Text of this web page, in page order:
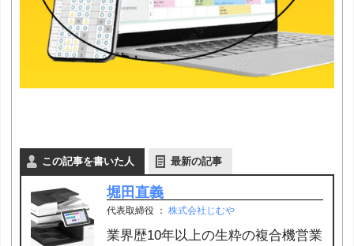
この記事を書いた人 最新の記事
堀田直義
代表取締役 ： 株式会社じむや
業界歴10年以上の生粋の複合機営業